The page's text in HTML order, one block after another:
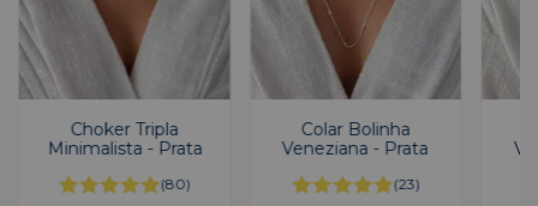
Choker Tripla
Minimalista - Prata
(80)
Colar Bolinha
Veneziana - Prata
(23)